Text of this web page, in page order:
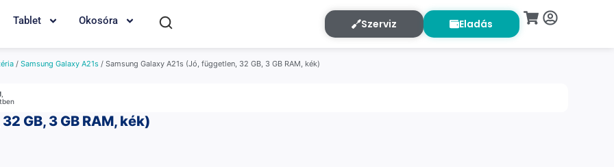
Tablet Okosóra Szerviz Eladás
/ Samsung Galaxy A21s / Samsung Galaxy A21s (Jó, független, 32 GB, 3 GB RAM, kék)
GB, 3 GB RAM, kék)